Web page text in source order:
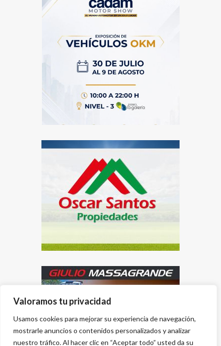
Valoramos tu privacidad
Usamos cookies para mejorar su experiencia de navegación,
mostrarle anuncios o contenidos personalizados y analizar
nuestro tráfico. Al hacer clic en “Aceptar todo” usted da su